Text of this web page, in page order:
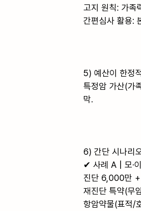
고지 원칙: 가족
간편심사 활용:
5) 예산이 한정
특정암 가산(가
막.
6) 간단 시나리
✔ 사례 A | 모·
진단 6,000만 +
재진단 특약(무
항암약물(표적/